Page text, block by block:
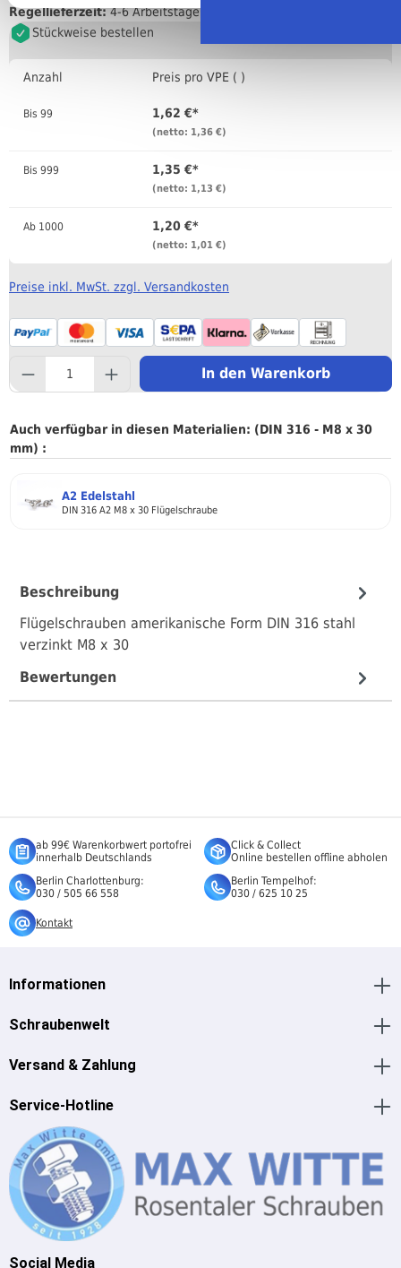
Regellieferzeit:4-6 Arbeitstage
Stückweise bestellen
Anzahl Preis pro VPE ( )
Bis 99 1,62 €*
(netto: 1,36 €)
Bis 999 1,35 €*
(netto: 1,13 €)
Ab 1000 1,20 €*
(netto: 1,01 €)
Preise inkl. MwSt. zzgl. Versandkosten
In den Warenkorb
Auch verfügbar in diesen Materialien: (DIN 316 - M8 x 30
mm) :
A2 Edelstahl
DIN 316 A2 M8 x 30 Flügelschraube
Beschreibung
Flügelschrauben amerikanische Form DIN 316 stahl
verzinkt M8 x 30
Bewertungen
ab 99€ Warenkorbwert portofrei
innerhalb Deutschlands
Click & Collect
Online bestellen offline abholen
Berlin Charlottenburg:
030 / 505 66 558
Berlin Tempelhof:
030 / 625 10 25
Kontakt
Informationen
Schraubenwelt
Versand & Zahlung
Service-Hotline
Social Media